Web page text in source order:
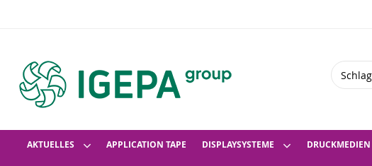
AKTUELLES APPLICATION TAPE DISPLAYSYSTEME DRUCKMEDIEN